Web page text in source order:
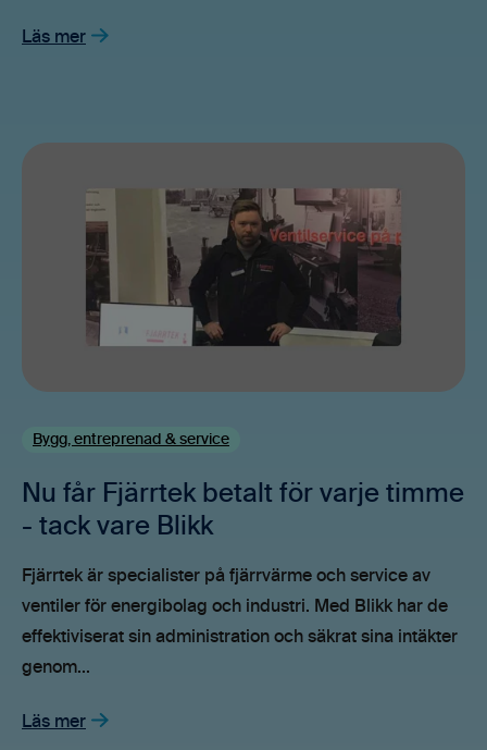
Läs mer
Bygg, entreprenad & service
Nu får Fjärrtek betalt för varje timme
- tack vare Blikk
Fjärrtek är specialister på fjärrvärme och service av
ventiler för energibolag och industri. Med Blikk har de
effektiviserat sin administration och säkrat sina intäkter
genom...
Läs mer